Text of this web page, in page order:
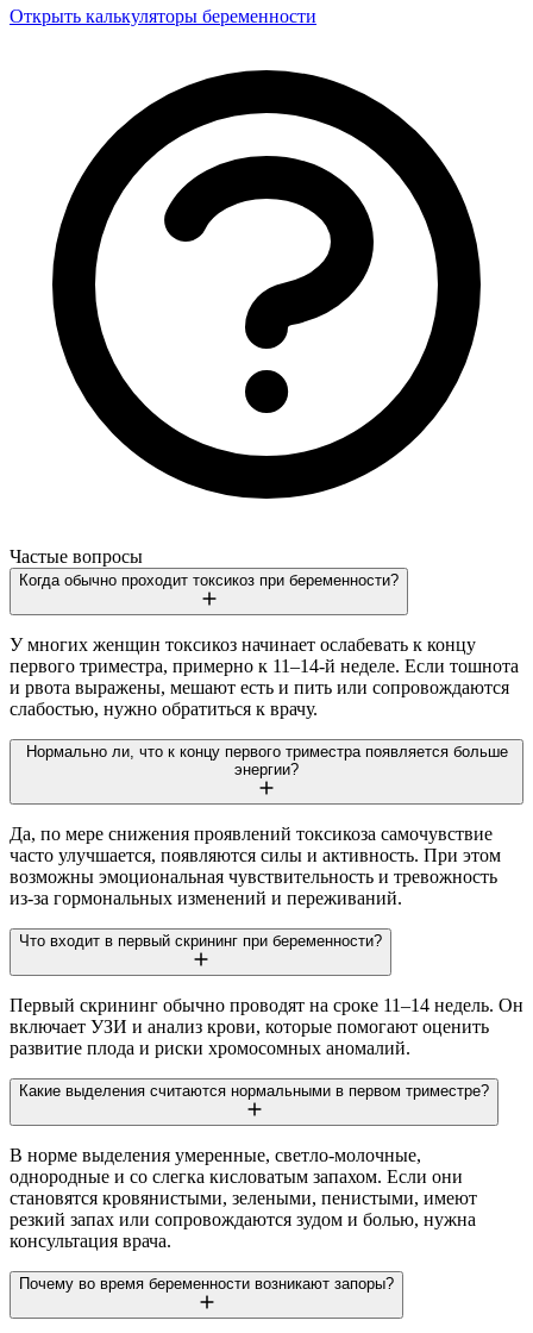
Открыть калькуляторы беременности
Частые вопросы
Когда обычно проходит токсикоз при беременности?
У многих женщин токсикоз начинает ослабевать к концу
первого триместра, примерно к 11–14-й неделе. Если тошнота
и рвота выражены, мешают есть и пить или сопровождаются
слабостью, нужно обратиться к врачу.
Нормально ли, что к концу первого триместра появляется больше
энергии?
Да, по мере снижения проявлений токсикоза самочувствие
часто улучшается, появляются силы и активность. При этом
возможны эмоциональная чувствительность и тревожность
из-за гормональных изменений и переживаний.
Что входит в первый скрининг при беременности?
Первый скрининг обычно проводят на сроке 11–14 недель. Он
включает УЗИ и анализ крови, которые помогают оценить
развитие плода и риски хромосомных аномалий.
Какие выделения считаются нормальными в первом триместре?
В норме выделения умеренные, светло-молочные,
однородные и со слегка кисловатым запахом. Если они
становятся кровянистыми, зелеными, пенистыми, имеют
резкий запах или сопровождаются зудом и болью, нужна
консультация врача.
Почему во время беременности возникают запоры?